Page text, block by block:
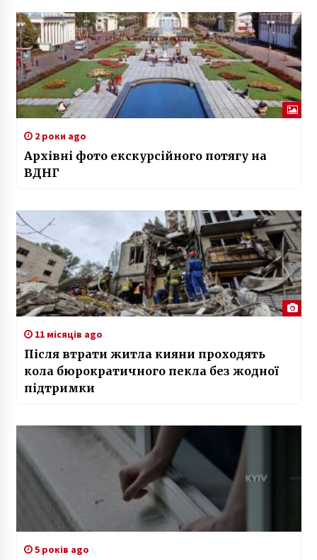
2 роки ago
Архівні фото екскурсійного потягу на
ВДНГ
11 місяців ago
Після втрати житла кияни проходять
кола бюрократичного пекла без жодної
підтримки
5 років ago